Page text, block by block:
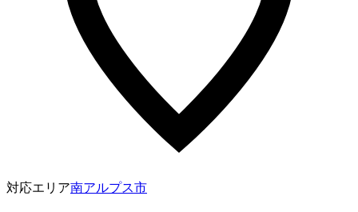
対応エリア南アルプス市